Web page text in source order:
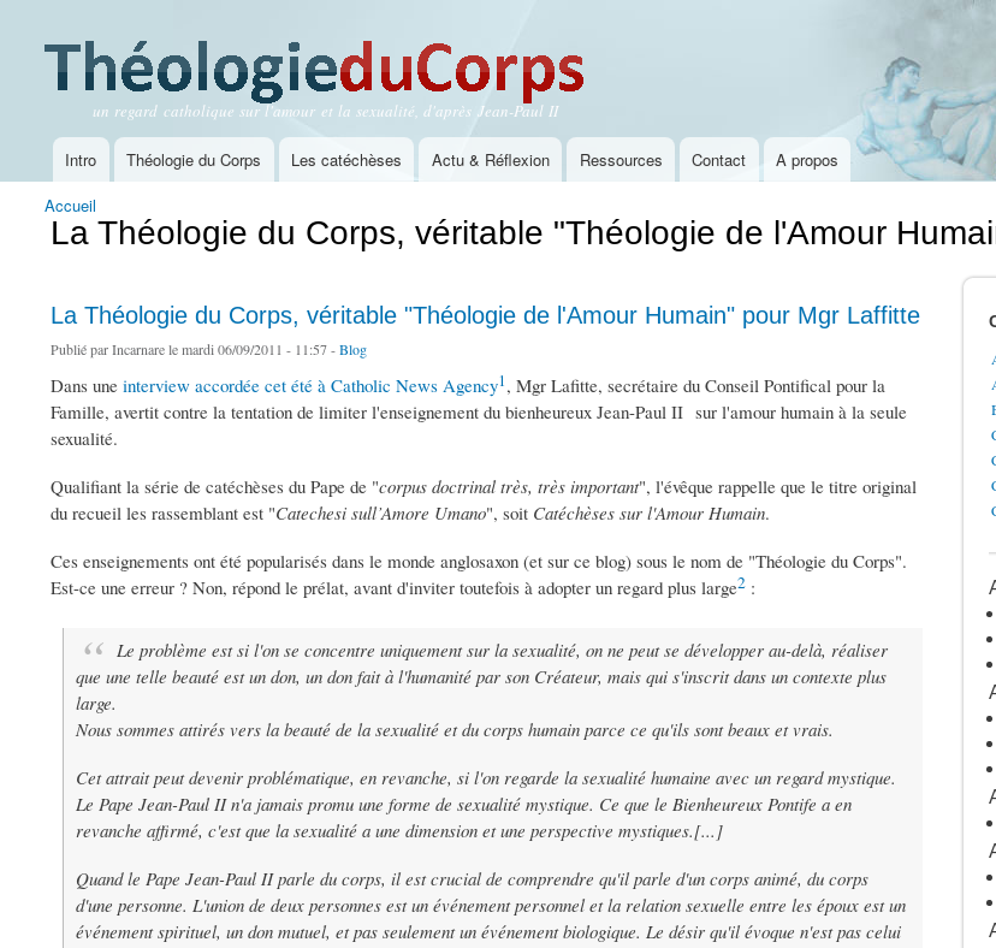
Théologie du Corps
un regard catholique sur l'amour et la sexualité, d'après Jean-Paul II
Menu principal
Intro Théologie du Corps Les catéchèses Actu & Réflexion Ressources Contact A propos
Vous êtes ici
Accueil
La Théologie du Corps, véritable "Théologie de l'Amour
La Théologie du Corps, véritable "Théologie de l'Amour Humain" pour Mgr Laffitte
Publié parIncarnarele mardi 06/09/2011 - 11:57 -Blog
Dans une interview accordée cet été à Catholic News Agency1, Mgr Lafitte, secrétaire du Conseil Pontifical pour la
Famille, avertit contre la tentation de limiter l'enseignement du bienheureux Jean-Paul II sur l'amour humain à la seule
sexualité.
Qualifiant la série de catéchèses du Pape de "corpus doctrinal très, très important", l'évêque rappelle que le titre original
du recueil les rassemblant est "Catechesi sull’Amore Umano", soit Catéchèses sur l'Amour Humain.
Ces enseignements ont été popularisés dans le monde anglosaxon (et sur ce blog) sous le nom de "Théologie du Corps".
Est-ce une erreur ? Non, répond le prélat, avant d'inviter toutefois à adopter un regard plus large2 :
Le problème est si l'on se concentre uniquement sur la sexualité, on ne peut se développer au-delà, réaliser
que une telle beauté est un don, un don fait à l'humanité par son Créateur, mais qui s'inscrit dans un contexte plus
large.
Nous sommes attirés vers la beauté de la sexualité et du corps humain parce ce qu'ils sont beaux et vrais.
Cet attrait peut devenir problématique, en revanche, si l'on regarde la sexualité humaine avec un regard mystique.
Le Pape Jean-Paul II n'a jamais promu une forme de sexualité mystique. Ce que le Bienheureux Pontife a en
revanche affirmé, c'est que la sexualité a une dimension et une perspective mystiques.[...]
Quand le Pape Jean-Paul II parle du corps, il est crucial de comprendre qu'il parle d'un corps animé, du corps
d'une personne. L'union de deux personnes est un événement personnel et la relation sexuelle entre les époux est un
événement spirituel, un don mutuel, et pas seulement un événement biologique. Le désir qu'il évoque n'est pas celui